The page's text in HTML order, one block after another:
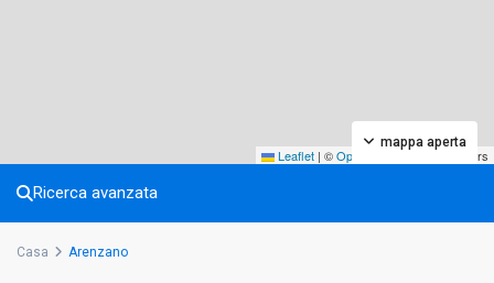
Leaflet | ©OpenStreetMap contributors
mappa aperta
Ricerca avanzata
Casa Arenzano